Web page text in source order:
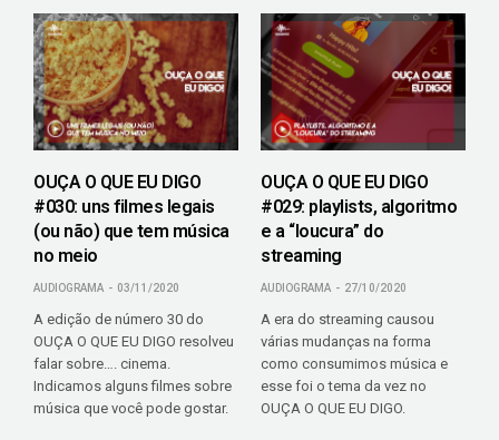
OUÇA O QUE EU DIGO
#030: uns filmes legais
(ou não) que tem música
no meio
AUDIOGRAMA 03/11/2020
A edição de número 30 do
OUÇA O QUE EU DIGO resolveu
falar sobre…. cinema.
Indicamos alguns filmes sobre
música que você pode gostar.
OUÇA O QUE EU DIGO
#029: playlists, algoritmo
e a “loucura” do
streaming
AUDIOGRAMA 27/10/2020
A era do streaming causou
várias mudanças na forma
como consumimos música e
esse foi o tema da vez no
OUÇA O QUE EU DIGO.